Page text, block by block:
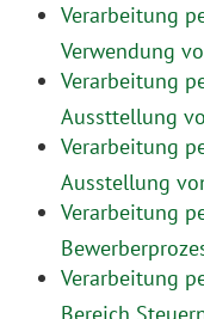
Verarbeitung
Verwendung
Verarbeitung
Aussttellung
Verarbeitung
Ausstellung
Verarbeitung
Verarbeitung